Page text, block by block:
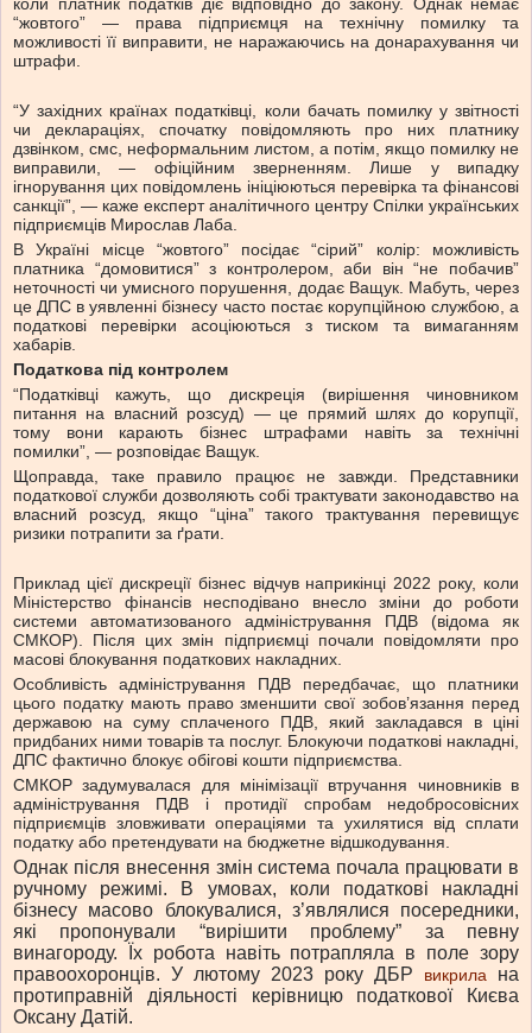
коли платник податків діє відповідно до закону. Однак немає
“жовтого” — права підприємця на технічну помилку та
можливості її виправити, не наражаючись на донарахування чи
штрафи.
“У західних країнах податківці, коли бачать помилку у звітності
чи деклараціях, спочатку повідомляють про них платнику
дзвінком, смс, неформальним листом, а потім, якщо помилку не
виправили, — офіційним зверненням. Лише у випадку
ігнорування цих повідомлень ініціюються перевірка та фінансові
санкції”, — каже експерт аналітичного центру Спілки українських
підприємців Мирослав Лаба.
В Україні місце “жовтого” посідає “сірий” колір: можливість
платника “домовитися” з контролером, аби він “не побачив”
неточності чи умисного порушення, додає Ващук. Мабуть, через
це ДПС в уявленні бізнесу часто постає корупційною службою, а
податкові перевірки асоціюються з тиском та вимаганням
хабарів.
Податкова під контролем
“Податківці кажуть, що дискреція (вирішення чиновником
питання на власний розсуд) — це прямий шлях до корупції,
тому вони карають бізнес штрафами навіть за технічні
помилки”, — розповідає Ващук.
Щоправда, таке правило працює не завжди. Представники
податкової служби дозволяють собі трактувати законодавство на
власний розсуд, якщо “ціна” такого трактування перевищує
ризики потрапити за ґрати.
Приклад цієї дискреції бізнес відчув наприкінці 2022 року, коли
Міністерство фінансів несподівано внесло зміни до роботи
системи автоматизованого адміністрування ПДВ (відома як
СМКОР). Після цих змін підприємці почали повідомляти про
масові блокування податкових накладних.
Особливість адміністрування ПДВ передбачає, що платники
цього податку мають право зменшити свої зобов’язання перед
державою на суму сплаченого ПДВ, який закладався в ціні
придбаних ними товарів та послуг. Блокуючи податкові накладні,
ДПС фактично блокує обігові кошти підприємства.
СМКОР задумувалася для мінімізації втручання чиновників в
адміністрування ПДВ і протидії спробам недобросовісних
підприємців зловживати операціями та ухилятися від сплати
податку або претендувати на бюджетне відшкодування.
Однак після внесення змін система почала працювати в
ручному режимі. В умовах, коли податкові накладні
бізнесу масово блокувалися, з’являлися посередники,
які пропонували “вирішити проблему” за певну
винагороду. Їх робота навіть потрапляла в поле зору
правоохоронців. У лютому 2023 року ДБР викрила на
протиправній діяльності керівницю податкової Києва
Оксану Датій.